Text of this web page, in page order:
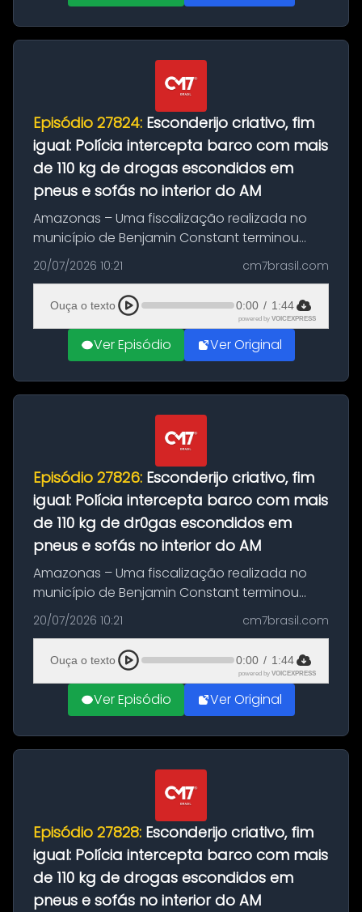
Episódio 27824: Esconderijo criativo, fim
igual: Polícia intercepta barco com mais
de 110 kg de drogas escondidos em
pneus e sofás no interior do AM
Amazonas – Uma fiscalização realizada no
município de Benjamin Constant terminou
com a apreensão de aproximadamente 115
quilos de entorpecentes em uma
embarcação atracada no porto da cidade. O
materia...
20/07/2026 10:21 cm7brasil.com
Ouça o texto 0:00 / 1:44
powered by VOICEXPRESS
Ver Episódio Ver Original
Episódio 27826: Esconderijo criativo, fim
igual: Polícia intercepta barco com mais
de 110 kg de dr0gas escondidos em
pneus e sofás no interior do AM
Amazonas – Uma fiscalização realizada no
município de Benjamin Constant terminou
com a apreensão de aproximadamente 115
quilos de entorpecentes em uma
embarcação atracada no porto da cidade. O
materia...
20/07/2026 10:21 cm7brasil.com
Ouça o texto 0:00 / 1:44
powered by VOICEXPRESS
Ver Episódio Ver Original
Episódio 27828: Esconderijo criativo, fim
igual: Polícia intercepta barco com mais
de 110 kg de drogas escondidos em
pneus e sofás no interior do AM